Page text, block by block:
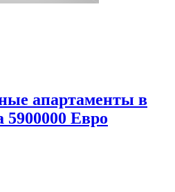
апартаменты в
Евро